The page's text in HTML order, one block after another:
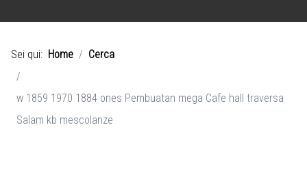
Sei qui: Home Cerca
w 1859 1970 1884 ones Pembuatan mega Cafe hall traversa
Salam kb mescolanze